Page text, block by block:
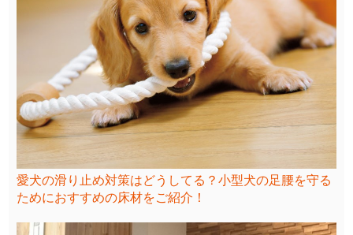
愛犬の滑り止め対策はどうしてる？小型犬の足腰を守る
ためにおすすめの床材をご紹介！